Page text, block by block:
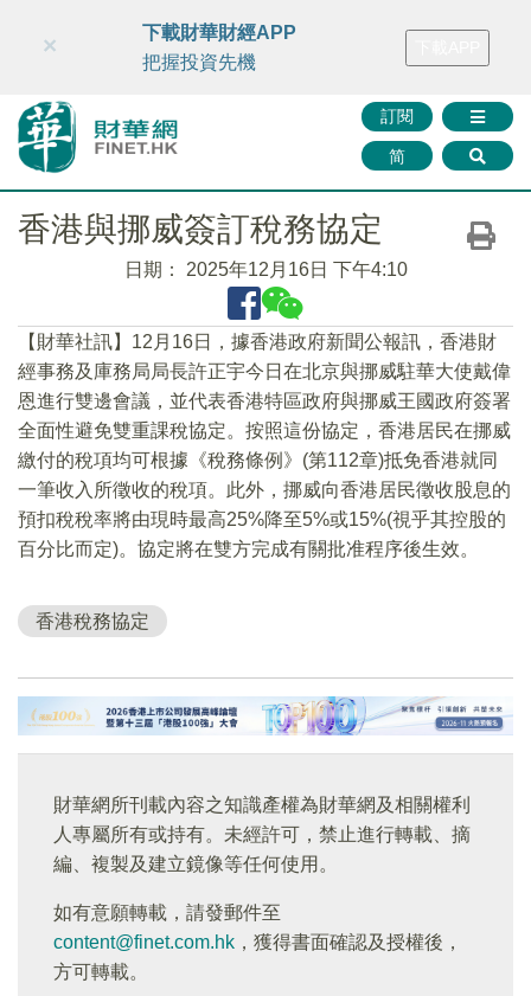
財華智庫網 FINTV FINMETA 財華證券 媒體矩陣
訂閱
简
×
下載財華財經APP
把握投資先機
香港與挪威簽訂稅務協定
日期： 2025年12月16日 下午4:10
【財華社訊】12月16日，據香港政府新聞公報訊，香港​財
經事務及庫務局局長許正宇今日在北京與挪威駐華大使戴偉
恩進行雙邊會議，並代表香港特區政府與挪威王國政府簽署
全面性避免雙重課稅協定。按照這份協定，香港居民在挪威
繳付的稅項均可根據《稅務條例》(第112章)抵免香港就同
一筆收入所徵收的稅項。此外，挪威向香港居民徵收股息的
預扣稅稅率將由現時最高25%降至5%或15%(視乎其控股的
百分比而定)。協定將在雙方完成有關批准程序後生效。
香港稅務協定
財華網所刊載內容之知識產權為財華網及相關權利
人專屬所有或持有。未經許可，禁止進行轉載、摘
編、複製及建立鏡像等任何使用。
如有意願轉載，請發郵件至
content@finet.com.hk ，獲得書面確認及授權後，
方可轉載。